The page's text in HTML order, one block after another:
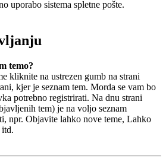
uporabo sistema spletne pošte.
temo?
kliknite na ustrezen gumb na strani
kjer je seznam tem. Morda se vam bo
potrebno registrirati. Na dnu strani
tem) je na voljo seznam
npr. Objavite lahko nove teme, Lahko
itd.